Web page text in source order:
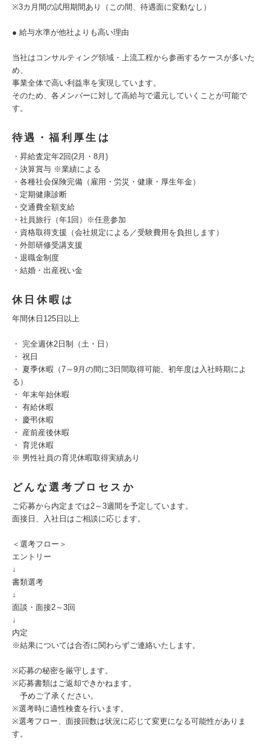
※3カ月間の試用期間あり（この間、待遇面に変動なし）
● 給与水準が他社よりも高い理由
当社はコンサルティング領域・上流工程から参画するケースが多いた
め、
事業全体で高い利益率を実現しています。
そのため、各メンバーに対して高給与で還元していくことが可能で
す。
待遇・福利厚生は
・昇給査定年2回(2⽉・8⽉)
・決算賞与 ※業績による
・各種社会保険完備（雇用・労災・健康・厚生年金）
・定期健康診断
・交通費全額支給
・社員旅行（年1回）※任意参加
・資格取得支援（会社規定による／受験費用を負担します）
・外部研修受講支援
・退職金制度
・結婚・出産祝い金
休日休暇は
年間休日125日以上
・ 完全週休2日制（土・日）
・ 祝日
・ 夏季休暇（7～9月の間に3日間取得可能、初年度は入社時期によ
る）
・ 年末年始休暇
・ 有給休暇
・ 慶弔休暇
・ 産前産後休暇
・ 育児休暇
※ 男性社員の育児休暇取得実績あり
どんな選考プロセスか
ご応募から内定までは2～3週間を予定しています。
面接日、入社日はご相談に応じます。
＜選考フロー＞
エントリー
↓
書類選考
↓
面談・面接2～3回
↓
内定
※結果については合否に関わらずご連絡いたします。
※応募の秘密を厳守します。
※応募書類はご返却できかねます。
予めご了承ください。
※選考時に適性検査を行います。
※選考フロー、面接回数は状況に応じて変更になる可能性がありま
す。